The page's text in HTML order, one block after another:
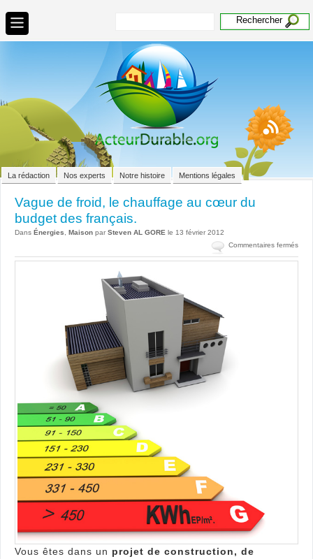
La rédaction Nos experts Notre histoire Mentions légales
Vague de froid, le chauffage au cœur du
budget des français.
Dans Énergies Maison par Steven AL GORE le 13 février 2012
Commentaires ferméssur
Vous êtes dans un projet de construction, de